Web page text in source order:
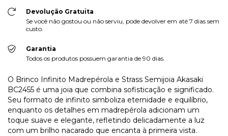
Devolução Gratuita
Se você não gostou ou não serviu, pode devolver em até 7 dias sem
custo.
Garantia
Todos os produtos possuem garantia de 90 dias.
O Brinco Infinito Madrepérola e Strass Semijoia Akasaki
BC2455 é uma joia que combina sofisticação e significado.
Seu formato de infinito simboliza eternidade e equilíbrio,
enquanto os detalhes em madrepérola adicionam um
toque suave e elegante, refletindo delicadamente a luz
com um brilho nacarado que encanta à primeira vista.